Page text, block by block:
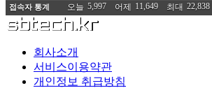
접속자 통계 오늘 5,997 어제 11,649 최대 22,838
회사소개
서비스이용약관
개인정보 취급방침